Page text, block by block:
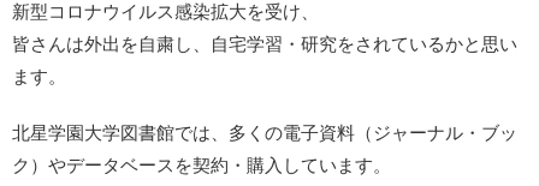
新型コロナウイルス感染拡大を受け、
皆さんは外出を自粛し、自宅学習・研究をされているかと思い
ます。
北星学園大学図書館では、多くの電子資料（ジャーナル・ブッ
ク）やデータベースを契約・購入しています。